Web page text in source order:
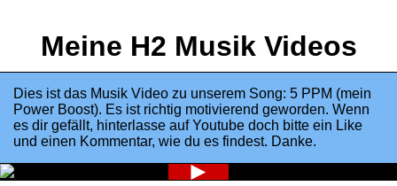
Meine H2 Musik Videos
Dies ist das Musik Video zu unserem Song: 5 PPM (mein
Power Boost). Es ist richtig motivierend geworden. Wenn
es dir gefällt, hinterlasse auf Youtube doch bitte ein Like
und einen Kommentar, wie du es findest. Danke.
►